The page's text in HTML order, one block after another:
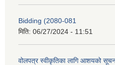
Bidding (2080-081
मिति: 06/27/2024 - 11:51
वोलपत्र स्वीकृतिका लागि आशयको